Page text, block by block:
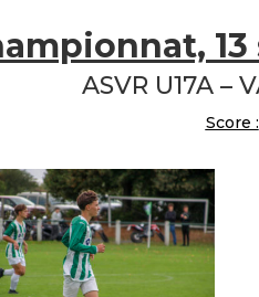
ASVR U17A –
Score :